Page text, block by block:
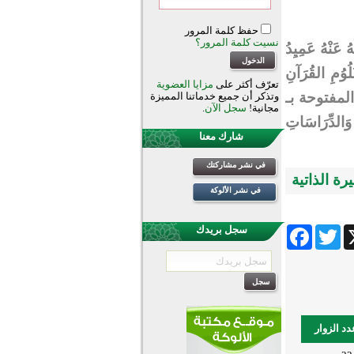
الذاتية
عَنْهُ عَمِيِدُ
القُرَآنِ
بـ
FacebookTwitter
الزوار
حفظ كلمة المرور
نسيت كلمة المرور؟
تعرّف أكثر على مزايا العضوية
وتذكر أن جميع خدماتنا المميزة
مجانية! سجل الآن.
شارك معنا
في نشر مشاركتك
في نشر الألوكة
سجل بريدك